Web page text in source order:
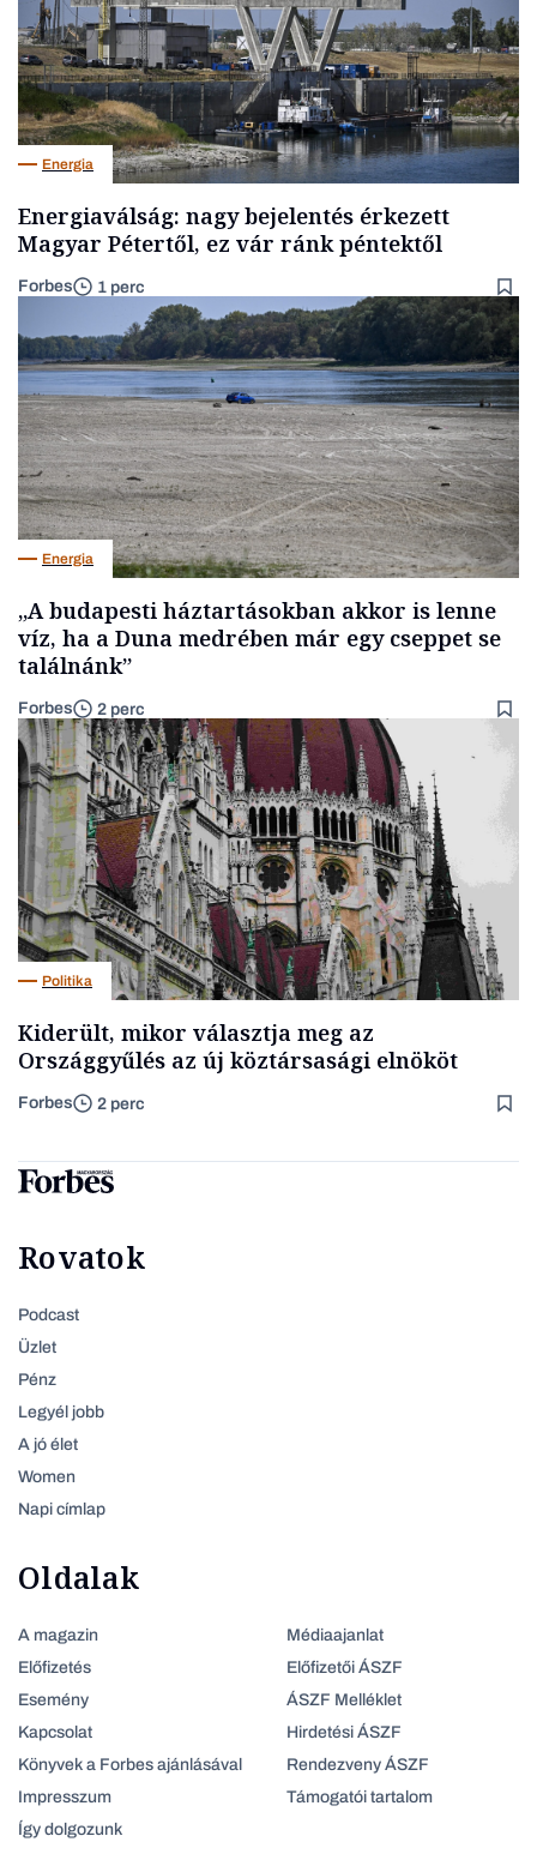
Energia
Energiaválság: nagy bejelentés érkezett
Magyar Pétertől, ez vár ránk péntektől
Forbes 1 perc
Energia
„A budapesti háztartásokban akkor is lenne
víz, ha a Duna medrében már egy cseppet se
találnánk”
Forbes 2 perc
Politika
Kiderült, mikor választja meg az
Országgyűlés az új köztársasági elnököt
Forbes 2 perc
Rovatok
Podcast
Üzlet
Pénz
Legyél jobb
A jó élet
Women
Napi címlap
Oldalak
A magazin
Előfizetés
Esemény
Kapcsolat
Könyvek a Forbes ajánlásával
Impresszum
Így dolgozunk
Médiaajanlat
Előfizetői ÁSZF
ÁSZF Melléklet
Hirdetési ÁSZF
Rendezveny ÁSZF
Támogatói tartalom